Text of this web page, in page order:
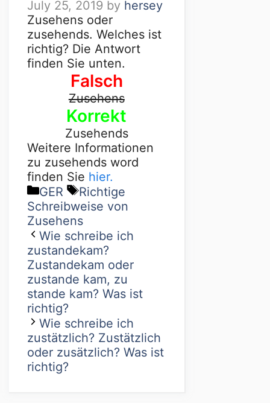
July 25, 2019 by hersey
Zusehens oder
zusehends. Welches ist
richtig? Die Antwort
finden Sie unten.
Falsch
Zusehens
Korrekt
Zusehends
Weitere Informationen
zu zusehends word
finden Sie hier.
GER
Richtige
Schreibweise von
Zusehens
Wie schreibe ich
zustandekam?
Zustandekam oder
zustande kam, zu
stande kam? Was ist
richtig?
Wie schreibe ich
zustätzlich? Zustätzlich
oder zusätzlich? Was ist
richtig?